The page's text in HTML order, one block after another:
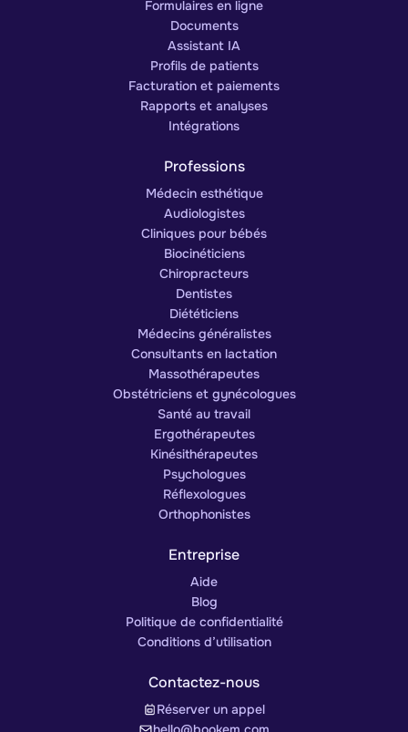
Formulaires en ligne
Documents
Assistant IA
Profils de patients
Facturation et paiements
Rapports et analyses
Intégrations
Professions
Médecin esthétique
Audiologistes
Cliniques pour bébés
Biocinéticiens
Chiropracteurs
Dentistes
Diététiciens
Médecins généralistes
Consultants en lactation
Massothérapeutes
Obstétriciens et gynécologues
Santé au travail
Ergothérapeutes
Kinésithérapeutes
Psychologues
Réflexologues
Orthophonistes
Entreprise
Aide
Blog
Politique de confidentialité
Conditions d’utilisation
Contactez-nous
Réserver un appel